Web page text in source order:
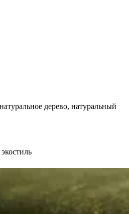
натуральное дерево, натуральный
экостиль